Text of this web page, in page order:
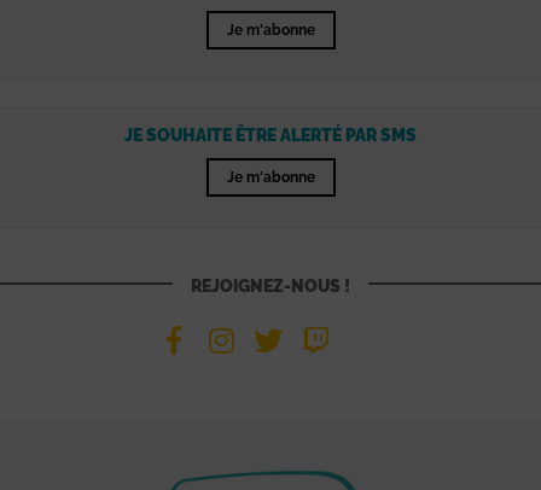
Je m'abonne
JE SOUHAITE ÊTRE ALERTÉ PAR SMS
Je m'abonne
REJOIGNEZ-NOUS !